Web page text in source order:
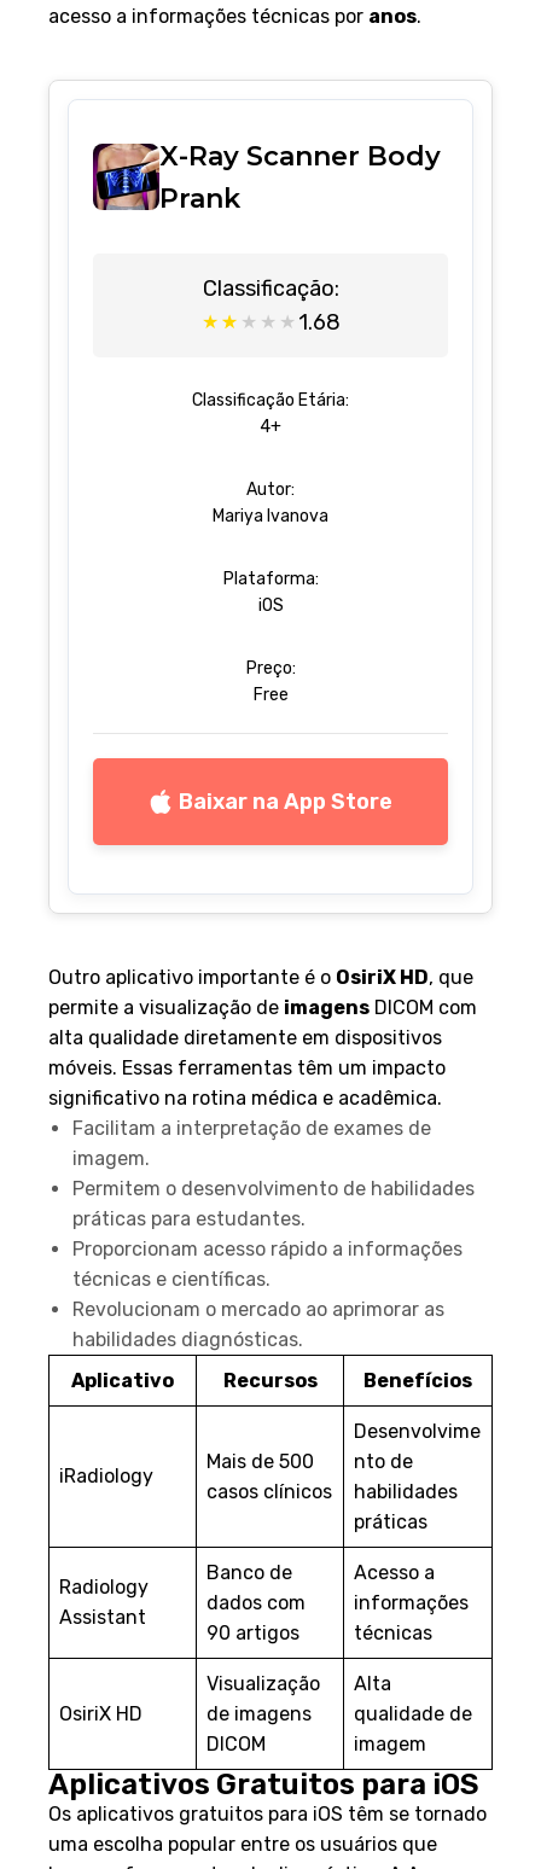
acesso a informações técnicas por anos.
X-Ray Scanner Body
Prank
Classificação:
★ ★ ★ ★ ★ 1.68
Classificação Etária:
4+
Autor:
Mariya Ivanova
Plataforma:
iOS
Preço:
Free
Baixar na App Store
Outro aplicativo importante é o OsiriX HD, que
permite a visualização de imagens DICOM com
alta qualidade diretamente em dispositivos
móveis. Essas ferramentas têm um impacto
significativo na rotina médica e acadêmica.
Facilitam a interpretação de exames de
imagem.
Permitem o desenvolvimento de habilidades
práticas para estudantes.
Proporcionam acesso rápido a informações
técnicas e científicas.
Revolucionam o mercado ao aprimorar as
habilidades diagnósticas.
Aplicativo
Recursos Benefícios
iRadiology
Mais de 500
casos clínicos
Desenvolvime
nto de
habilidades
práticas
Radiology
Assistant
Banco de
dados com
90 artigos
Acesso a
informações
técnicas
OsiriX HD
Visualização
de imagens
DICOM
Alta
qualidade de
imagem
Aplicativos Gratuitos para iOS
Os aplicativos gratuitos para iOS têm se tornado
uma escolha popular entre os usuários que